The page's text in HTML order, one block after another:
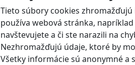
Tieto súbory cookies
používa webová stránka,
navštevujete a či ste narazili na
Nezhromažďujú údaje, ktoré by
Všetky informácie sú anonymné a